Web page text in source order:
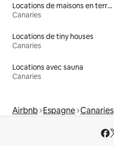
Locations de maisons en terre
Canaries
Locations de tiny houses
Canaries
Locations avec sauna
Canaries
Airbnb Espagne Canaries